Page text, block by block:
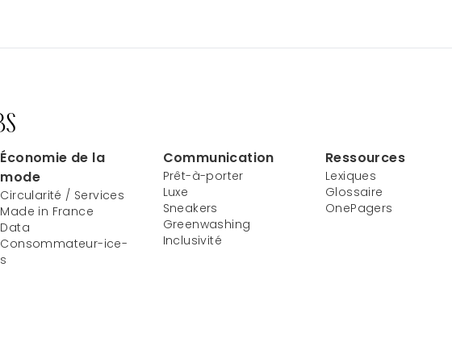
Économie de la
mode
Circularité / Services
Made in France
Data
Consommateur-ice-
s
Communication
Prêt-à-porter
Luxe
Sneakers
Greenwashing
Inclusivité
Ressources
Lexiques
Glossaire
OnePagers